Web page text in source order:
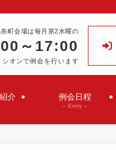
町会場は毎月第2水曜の
～17:00
シオンで例会を行います
介 例会日程
– Entry –